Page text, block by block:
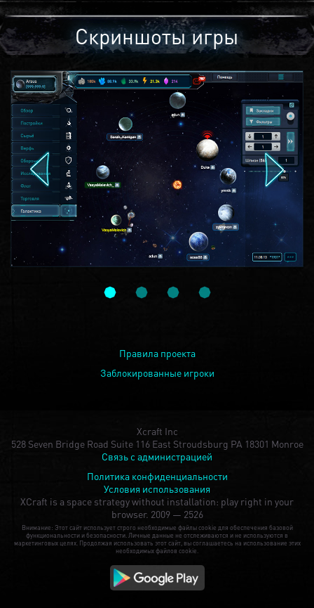
Скриншоты игры
Правила проекта
Заблокированные игроки
Xcraft Inc
528 Seven Bridge Road Suite 116 East Stroudsburg PA 18301 Monroe
Связь с администрацией
Политика конфиденциальности
Условия использования
XCraft is a space strategy without installation: play right in your
browser. 2009 — 2526
Внимание: Этот сайт использует строго необходимые файлы cookie для обеспечения базовой
функциональности и безопасности. Личные данные не отслеживаются и не используются в
маркетинговых целях. Продолжая использовать этот сайт, вы соглашаетесь на использование этих
необходимых файлов cookie.